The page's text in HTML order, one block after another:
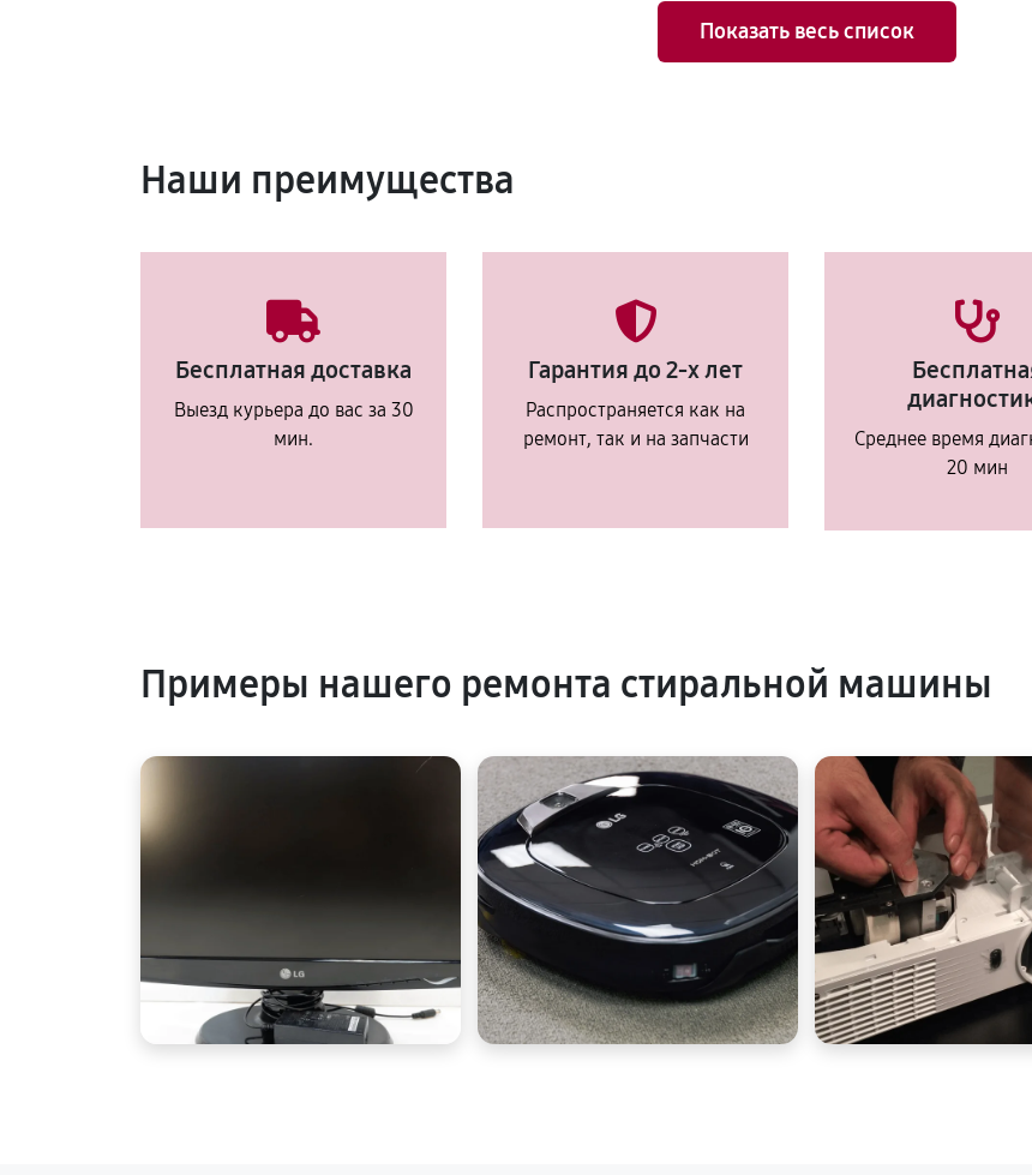
Показать весь список
Наши преимущества
Бесплатная доставка
Выезд курьера до вас за 30
мин.
Гарантия до 2-х лет
Распространяется как на
ремонт, так и на запчасти
Среднее время
20 мин
Примеры нашего ремонта стиральной машины